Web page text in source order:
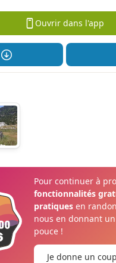
Ouvrir dans l'app
Pour continuer à
fonctionnalités
pratiquesen
nous en donnant
pouce !
Je donne un